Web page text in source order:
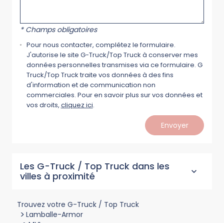
* Champs obligatoires
Pour nous contacter, complétez le formulaire.
J'autorise le site G-Truck/Top Truck à conserver mes
données personnelles transmises via ce formulaire. G
Truck/Top Truck traite vos données à des fins
d'information et de communication non
commerciales. Pour en savoir plus sur vos données et
vos droits, cliquez ici.
Envoyer
Les G-Truck / Top Truck dans les
villes à proximité
Trouvez votre G-Truck / Top Truck
> Lamballe-Armor